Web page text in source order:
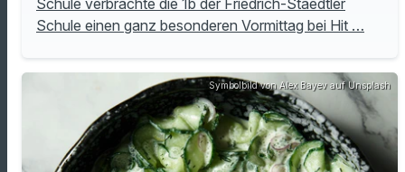
Schule verbrachte die 1b der Friedrich-Staedtler
Schule einen ganz besonderen Vormittag bei Hit …
Symbolbild von Alex Bayev auf Unsplash